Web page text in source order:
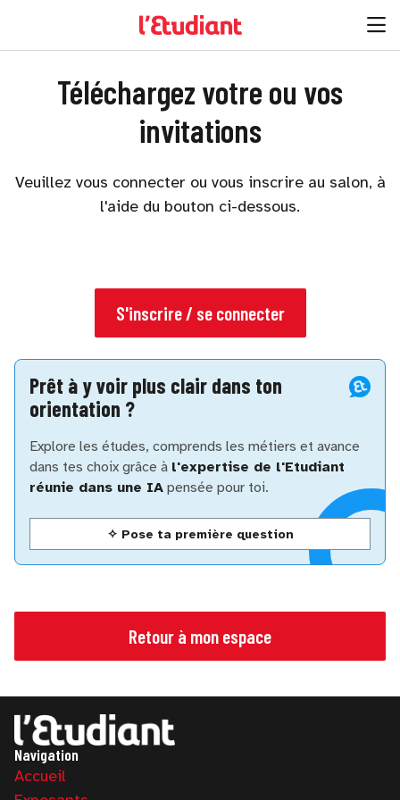
Téléchargez votre ou vos
invitations
Veuillez vous connecter ou vous inscrire au salon, à
l'aide du bouton ci-dessous.
S'inscrire / se connecter
Prêt à y voir plus clair dans ton
orientation ?
Explore les études, comprends les métiers et avance
dans tes choix grâce à l'expertise de l'Etudiant
réunie dans une IA pensée pour toi.
✧ Pose ta première question
Retour à mon espace
Navigation
Accueil